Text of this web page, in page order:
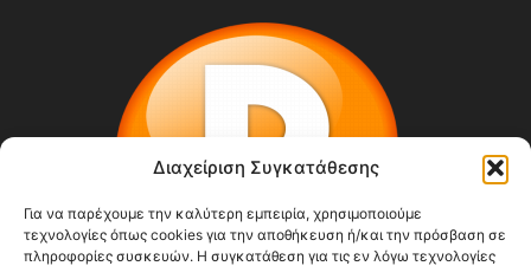
Διαχείριση Συγκατάθεσης
Για να παρέχουμε την καλύτερη εμπειρία, χρησιμοποιούμε
τεχνολογίες όπως cookies για την αποθήκευση ή/και την πρόσβαση σε
πληροφορίες συσκευών. Η συγκατάθεση για τις εν λόγω τεχνολογίες